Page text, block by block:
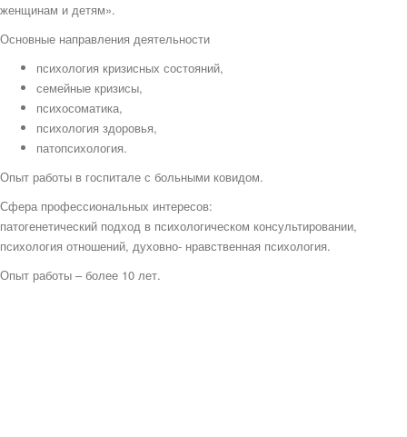
женщинам и детям».
Основные направления деятельности
психология кризисных состояний,
семейные кризисы,
психосоматика,
психология здоровья,
патопсихология.
Опыт работы в госпитале с больными ковидом.
Сфера профессиональных интересов:
патогенетический подход в психологическом консультировании,
психология отношений, духовно- нравственная психология.
Опыт работы – более 10 лет.